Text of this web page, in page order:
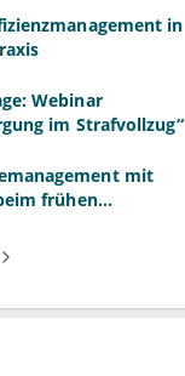
in
Webinar
im Strafvollzug“
mit
frühen